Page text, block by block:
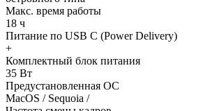
Макс. время работы
18 ч
Питание по USB C (Power Delivery)
+
Комплектный блок питания
35 Вт
Предустановленная ОС
MacOS / Sequoia /